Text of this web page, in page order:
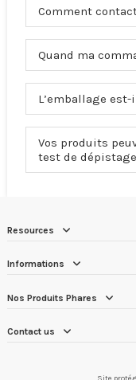
Comment
Quand ma
L’emballage
Vos produits
test de
Resources
Informations
Nos Produits Phares
Contact us
Site